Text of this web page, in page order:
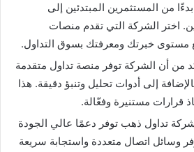
من المستثمرين المبتدئين إلى
اختر الشركة التي تقدم منصات
خبرتك ومعرفتك بسوق التداول.
من أن الشركة توفر منصة تداول متقدمة
إلى أدوات تحليل وتنبؤ دقيقة. هذا
قرارات مستنيرة وفعّالة.
تداول ذهب توفر دعمًا عالي الجودة
وسائل اتصال متعددة واستجابة سريعة